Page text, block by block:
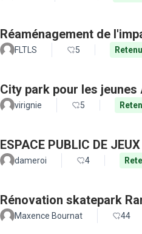
Réaménagement de
FLTLS 5
City park pour les
virignie 5
ESPACE PUBLIC DE
dameroi 4
Rénovation skatepark
Maxence Bournat 44